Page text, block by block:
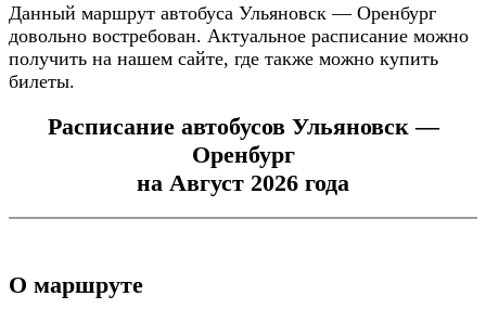
Данный маршрут автобуса Ульяновск — Оренбург
довольно востребован. Актуальное расписание можно
получить на нашем сайте, где также можно купить
билеты.
Расписание автобусов Ульяновск —
Оренбург
на Август 2026 года
О маршруте